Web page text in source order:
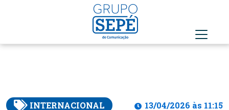
INTERNACIONAL
13/04/2026 às 11:15